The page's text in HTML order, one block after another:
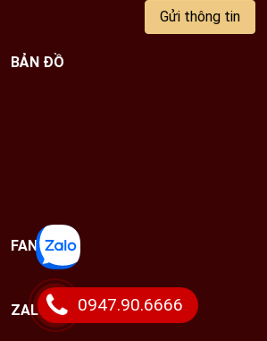
Gửi thông tin
BẢN ĐỒ
FANPAGE
0947.90.6666
ZALO CHAT